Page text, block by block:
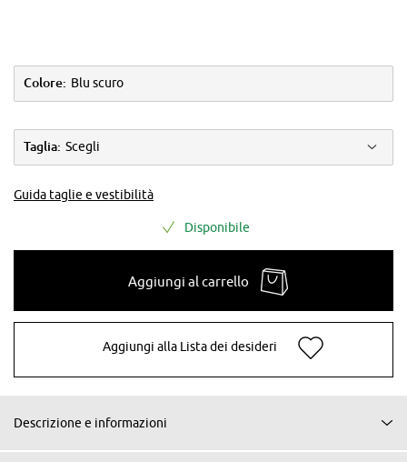
Colore: Blu scuro
Taglia: Scegli
Guida taglie e vestibilità
Disponibile
Aggiungi al carrello
Aggiungi alla Lista dei desideri
Descrizione e informazioni